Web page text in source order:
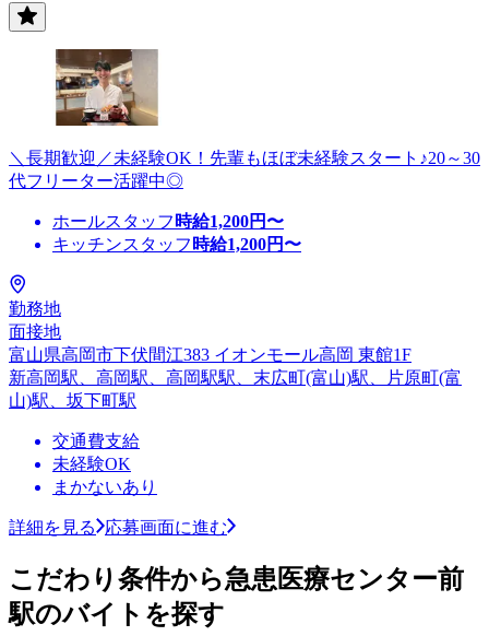
＼長期歓迎／未経験OK！先輩もほぼ未経験スタート♪20～30
代フリーター活躍中◎
ホールスタッフ 時給1,200円〜
キッチンスタッフ 時給1,200円〜
勤務地
面接地
富山県高岡市下伏間江383 イオンモール高岡 東館1F
新高岡駅、高岡駅、高岡駅駅、末広町(富山)駅、片原町(富
山)駅、坂下町駅
交通費支給
未経験OK
まかないあり
詳細を見る 応募画面に進む
こだわり条件から急患医療センター前
駅のバイトを探す